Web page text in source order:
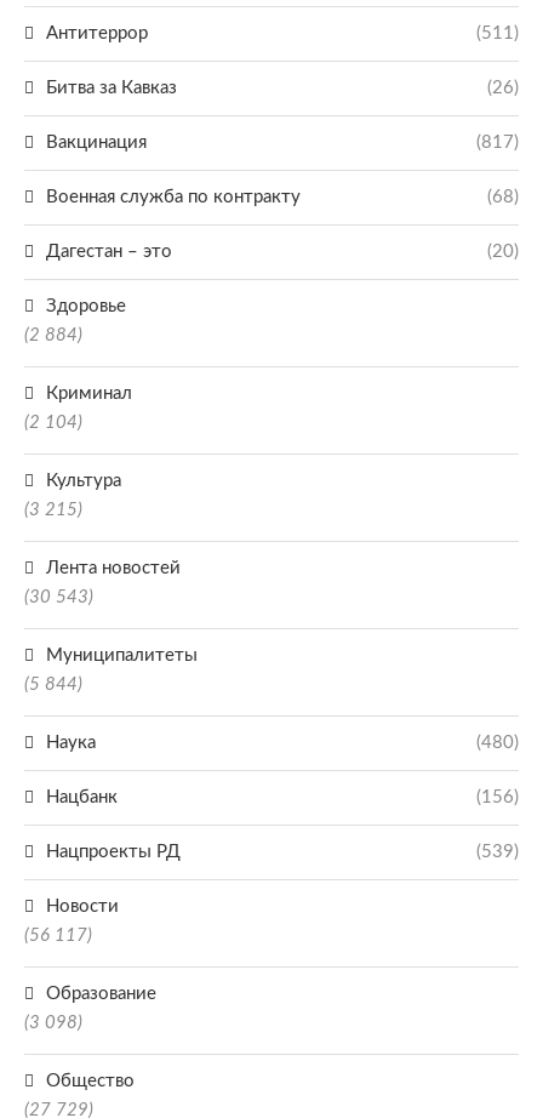
Антитеррор (511)
Битва за Кавказ (26)
Вакцинация (817)
Военная служба по контракту (68)
Дагестан – это (20)
Здоровье
(2 884)
Криминал
(2 104)
Культура
(3 215)
Лента новостей
(30 543)
Муниципалитеты
(5 844)
Наука (480)
Нацбанк (156)
Нацпроекты РД (539)
Новости
(56 117)
Образование
(3 098)
Общество
(27 729)